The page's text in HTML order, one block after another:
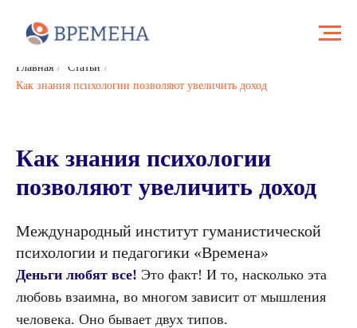
Главная / Статьи /
Как знания психологии позволяют увеличить доход
Как знания психологии
позволяют увеличить доход
Международный институт гуманистической
психологии и педагогики «Времена»
Деньги любят все! Это факт! И то, насколько эта
любовь взаимна, во многом зависит от мышления
человека. Оно бывает двух типов.